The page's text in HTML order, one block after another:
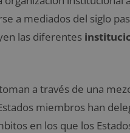
a mediados del siglo
las diferentes
a través de una
miembros han
en los que los